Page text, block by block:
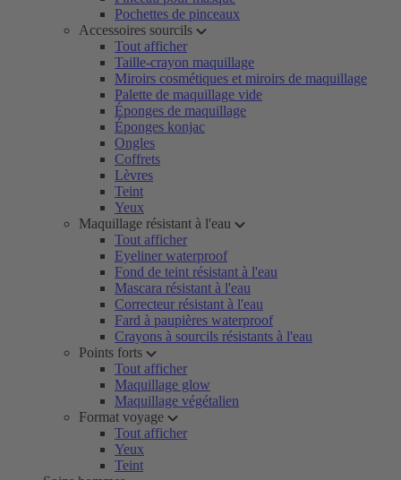
Pochettes de pinceaux
Accessoires sourcils
Tout afficher
Taille-crayon maquillage
Miroirs cosmétiques et miroirs de maquillage
Palette de maquillage vide
Éponges de maquillage
Éponges konjac
Ongles
Coffrets
Lèvres
Teint
Yeux
Maquillage résistant à l'eau
Tout afficher
Eyeliner waterproof
Fond de teint résistant à l'eau
Mascara résistant à l'eau
Correcteur résistant à l'eau
Fard à paupières waterproof
Crayons à sourcils résistants à l'eau
Points forts
Tout afficher
Maquillage glow
Maquillage végétalien
Format voyage
Tout afficher
Yeux
Teint